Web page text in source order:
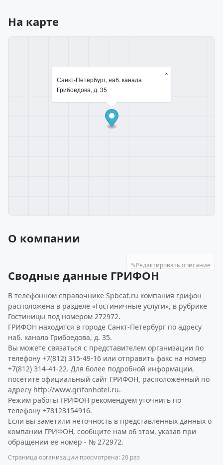
На карте
Санкт-Петербург, наб. канала
Грибоедова, д. 35
×
О компании
✎Редактировать описание
Сводные данные ГРИФОН
В телефонном справочнике Spbcat.ru компания грифон
расположена в разделе «Гостиничные услуги», в рубрике
Гостиницы под номером 272972.
ГРИФОН находится в городе Санкт-Петербург по адресу
наб. канала Грибоедова, д. 35.
Вы можете связаться с представителем организации по
телефону +7(812) 315-49-16 или отправить факс на номер
+7(812) 314-41-22. Для более подробной информации,
посетите официальный сайт ГРИФОН, расположенный по
адресу http://www.grifonhotel.ru.
Режим работы ГРИФОН рекомендуем уточнить по
телефону +78123154916.
Если вы заметили неточность в представленных данных о
компании ГРИФОН, сообщите нам об этом, указав при
обращении ее номер - № 272972.
Страница организации просмотрена: 20 раз